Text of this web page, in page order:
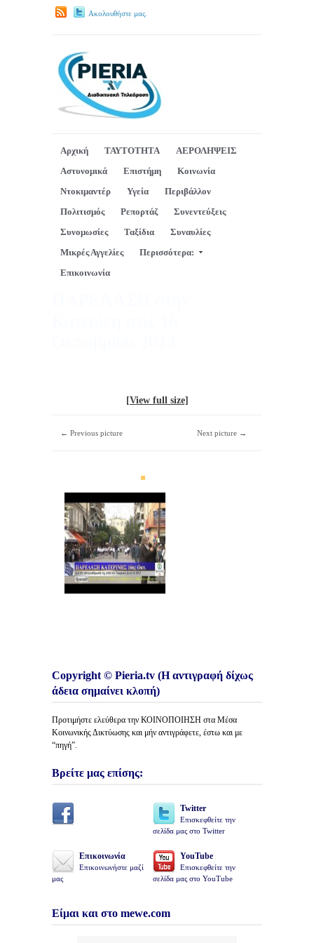
Ακολουθήστε μας.
Αρχική ΤΑΥΤΟΤΗΤΑ
ΑΕΡΟΛΗΨΕΙΣ
Αστυνομικά
Επιστήμη
Κοινωνία
Ντοκιμαντέρ
Υγεία
Περιβάλλον
Πολιτισμός
Ρεπορτάζ
Συνεντεύξεις
Συνομωσίες
Ταξίδια
Συναυλίες
Μικρές Αγγελίες
Περισσότερα:
Επικοινωνία
[View full size]
← Previous picture Next picture →
Copyright © Pieria.tv (Η αντιγραφή δίχως
άδεια σημαίνει κλοπή)
Προτιμήστε ελεύθερα την ΚΟΙΝΟΠΟΙΗΣΗ στα Μέσα
Κοινωνικής Δικτύωσης και μήν αντιγράφετε, έστω και με
“πηγή”.
Βρείτε μας επίσης:
Twitter
Επισκεφθείτε την
σελίδα μας στο Twitter
Επικοινωνία
Επικοινωνήστε μαζί
μας
YouTube
Επισκεφθείτε την
σελίδα μας στο YouTube
Είμαι και στο mewe.com